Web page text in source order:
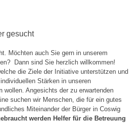
gesucht
Möchten auch Sie gern in unserem
Dann sind Sie herzlich willkommen!
die Ziele der Initiative unterstützen und
Stärken in unseren
wollen. Angesichts der zu erwartenden
suchen wir Menschen, die für ein gutes
Miteinander der Bürger in Coswig
werden Helfer für die Betreuung